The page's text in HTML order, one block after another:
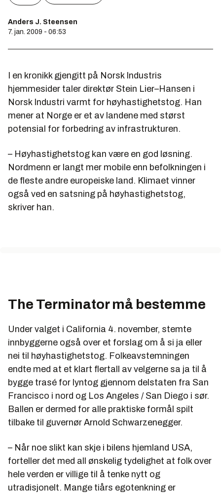
Anders J. Steensen
7. jan. 2009 - 06:53
I en kronikk gjengitt på Norsk Industris
hjemmesider taler direktør Stein Lier–Hansen i
Norsk Industri varmt for høyhastighetstog. Han
mener at Norge er et av landene med størst
potensial for forbedring av infrastrukturen.
– Høyhastighetstog kan være en god løsning.
Nordmenn er langt mer mobile enn befolkningen i
de fleste andre europeiske land. Klimaet vinner
også ved en satsning på høyhastighetstog,
skriver han.
The Terminator må bestemme
Under valget i California 4. november, stemte
innbyggerne også over et forslag om å si ja eller
nei til høyhastighetstog. Folkeavstemningen
endte med at et klart flertall av velgerne sa ja til å
bygge trasé for lyntog gjennom delstaten fra San
Francisco i nord og Los Angeles / San Diego i sør.
Ballen er dermed for alle praktiske formål spilt
tilbake til guvernør Arnold Schwarzenegger.
– Når noe slikt kan skje i bilens hjemland USA,
forteller det med all ønskelig tydelighet at folk over
hele verden er villige til å tenke nytt og
utradisjonelt. Mange tiårs egotenkning er